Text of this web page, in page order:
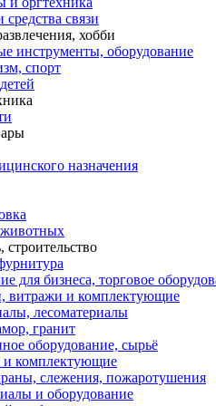
связи
хобби
инструменты, оборудование
спорт
назначения
для бизнеса, торговое
витражи и комплектующие
лесоматериалы
гранит
оборудование, сырьё
и комплектующие
слежения, пожаротушения
и оборудование